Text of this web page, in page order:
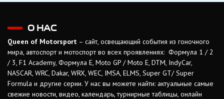
О НАС
Queen of Motorsport – сайт, освещающий события из гоночного
мира, автоспорт и мотоспорт во всех проявлениях: Формула 1 / 2
/ 3, F1 Academy, Формула Е, Moto GP / Moto E, DTM, IndyCar,
NASCAR, WRC, Dakar, WRX, WEC, IMSA, ELMS, Super GT/ Super
Formula и другие серии. У нас вы можете найти: актуальные самые
свежие новости, видео, календарь, турнирные таблицы, онлайн